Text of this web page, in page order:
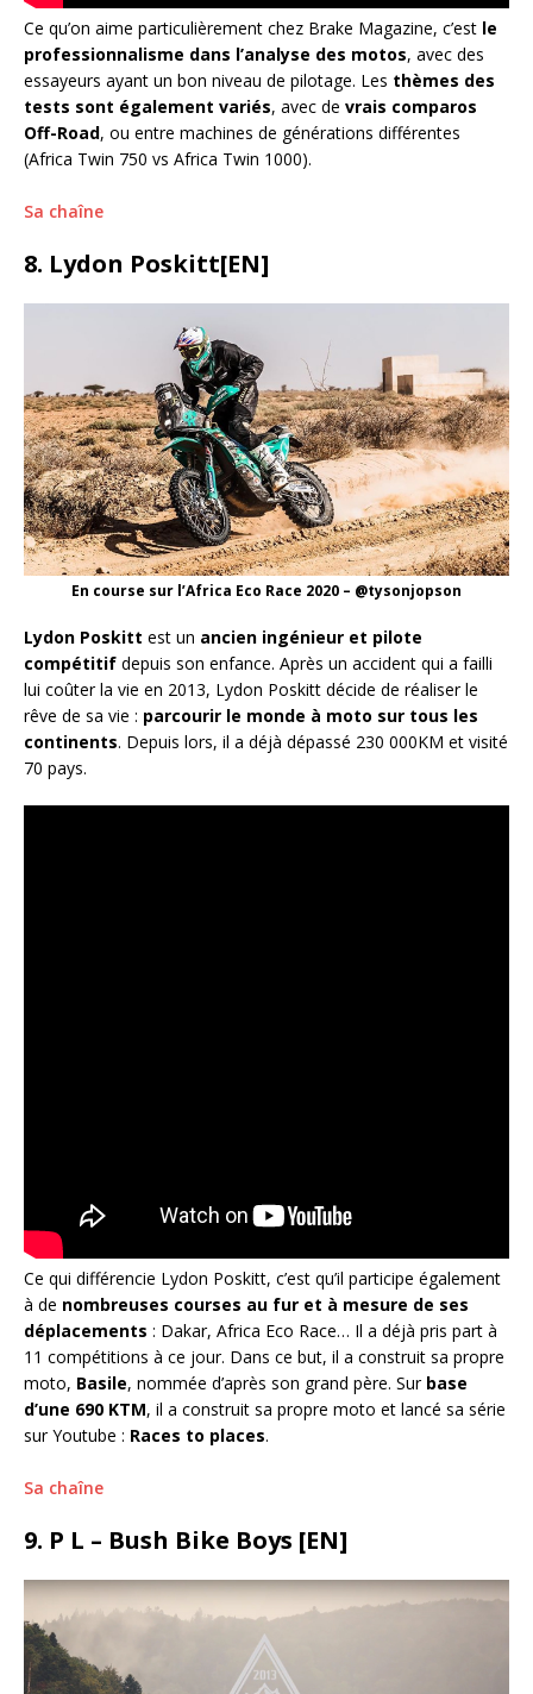
Ce qu’on aime particulièrement chez Brake Magazine, c’est le
professionnalisme dans l’analyse des motos, avec des
essayeurs ayant un bon niveau de pilotage. Les thèmes des
tests sont également variés, avec de vrais comparos
Off-Road, ou entre machines de générations différentes
(Africa Twin 750 vs Africa Twin 1000).
Sa chaîne
8. Lydon Poskitt[EN]
En course sur l’Africa Eco Race 2020 – @tysonjopson
Lydon Poskitt est un ancien ingénieur et pilote
compétitif depuis son enfance. Après un accident qui a failli
lui coûter la vie en 2013, Lydon Poskitt décide de réaliser le
rêve de sa vie : parcourir le monde à moto sur tous les
continents. Depuis lors, il a déjà dépassé 230 000KM et visité
70 pays.
Ce qui différencie Lydon Poskitt, c’est qu’il participe également
à de nombreuses courses au fur et à mesure de ses
déplacements : Dakar, Africa Eco Race… Il a déjà pris part à
11 compétitions à ce jour. Dans ce but, il a construit sa propre
moto, Basile, nommée d’après son grand père. Sur base
d’une 690 KTM, il a construit sa propre moto et lancé sa série
sur Youtube : Races to places.
Sa chaîne
9. P L – Bush Bike Boys [EN]